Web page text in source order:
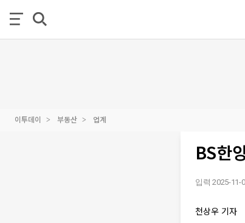
이투데이 부동산 업계
BS한
입력 2025-11-
천상우 기자